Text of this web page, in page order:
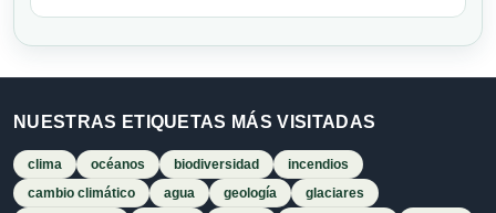
NUESTRAS ETIQUETAS MÁS VISITADAS
clima océanos biodiversidad
incendios
cambio climático
agua geología
glaciares